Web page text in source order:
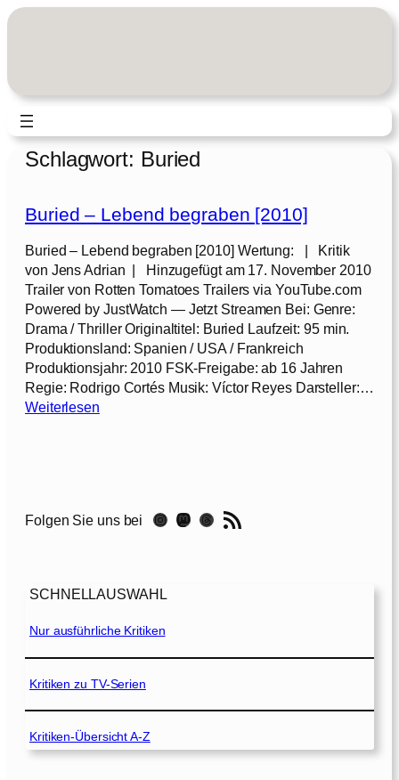
Zum
Schlagwort: Buried
Buried – Lebend begraben [2010]
Buried – Lebend begraben [2010] Wertung: | Kritik
von Jens Adrian | Hinzugefügt am 17. November 2010
Trailer von Rotten Tomatoes Trailers via YouTube.com
Powered by JustWatch — Jetzt Streamen Bei: Genre:
Drama / Thriller Originaltitel: Buried Laufzeit: 95 min.
Produktionsland: Spanien / USA / Frankreich
Produktionsjahr: 2010 FSK-Freigabe: ab 16 Jahren
Regie: Rodrigo Cortés Musik: Víctor Reyes Darsteller:…
Weiterlesen:
d
b
n
d
b
r
a
Folgen Sie uns bei Instagram Mastodon Threads RSS-Feed
SCHNELLAUSWAHL
Nur ausführliche Kritiken
Kritiken zu TV-Serien
Kritiken-Übersicht A-Z